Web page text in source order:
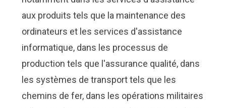
aux produits tels que la maintenance des
ordinateurs et les services d'assistance
informatique, dans les processus de
production tels que l'assurance qualité, dans
les systèmes de transport tels que les
chemins de fer, dans les opérations militaires